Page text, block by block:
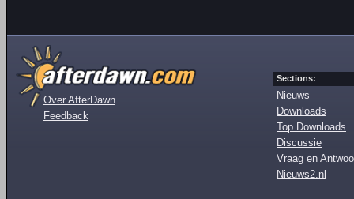
Over AfterDawn
Feedback
Sections:
Nieuws
Downloads
Top Downloads
Discussie
Vraag en
Nieuws2.nl